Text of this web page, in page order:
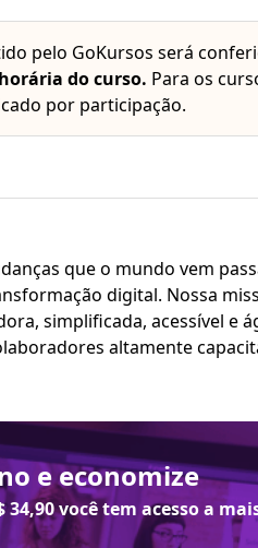
pelo GoKursos será
do curso. Para os
por participação.
que o mundo vem
digital. Nossa
acessível e ágil. Para isso, temos
altamente
e economize
34,90você tem acesso a